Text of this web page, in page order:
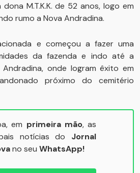
M.T.K.K. de 52 anos, logo em
rumo a Nova Andradina.
e começou a fazer uma
da fazenda e indo até a
onde logram êxito em
próximo do cemitério
em primeira mão, as
notícias do Jornal
no seu WhatsApp!